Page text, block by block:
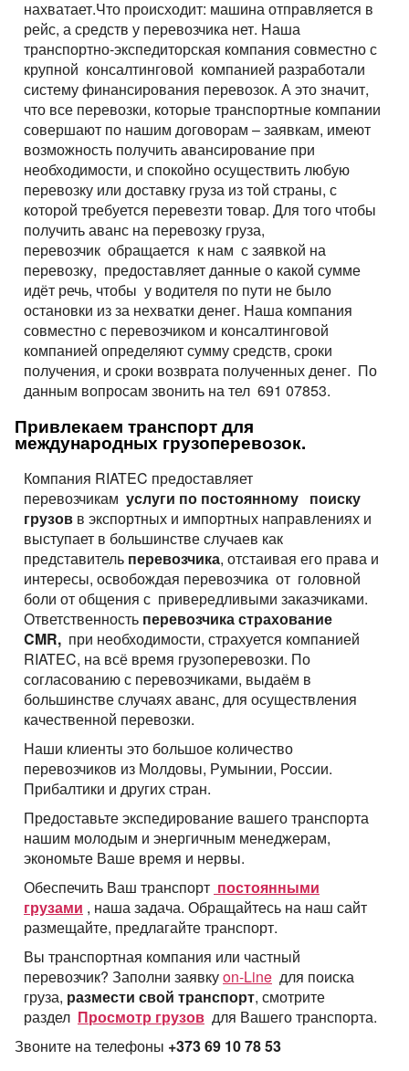
нахватает.Что происходит: машина отправляется в
рейс, а средств у перевозчика нет. Наша
транспортно-экспедиторская компания совместно с
крупной консалтинговой компанией разработали
систему финансирования перевозок. А это значит,
что все перевозки, которые транспортные компании
совершают по нашим договорам – заявкам, имеют
возможность получить авансирование при
необходимости, и спокойно осуществить любую
перевозку или доставку груза из той страны, с
которой требуется перевезти товар. Для того чтобы
получить аванс на перевозку груза,
перевозчик обращается к нам с заявкой на
перевозку, предоставляет данные о какой сумме
идёт речь, чтобы у водителя по пути не было
остановки из за нехватки денег. Наша компания
совместно с перевозчиком и консалтинговой
компанией определяют сумму средств, сроки
получения, и сроки возврата полученных денег. По
данным вопросам звонить на тел 691 07853.
Привлекаем транспорт для
международных грузоперевозок.
Компания RIATEC предоставляет
перевозчикам услуги по постоянному поиску
грузов в экспортных и импортных направлениях и
выступает в большинстве случаев как
представитель перевозчика, отстаивая его права и
интересы, освобождая перевозчика от головной
боли от общения с привередливыми заказчиками.
Ответственность перевозчика страхование
CMR, при необходимости, страхуется компанией
RIATEC, на всё время грузоперевозки. По
согласованию с перевозчиками, выдаём в
большинстве случаях аванс, для осуществления
качественной перевозки.
Наши клиенты это большое количество
перевозчиков из Молдовы, Румынии, России.
Прибалтики и других стран.
Предоставьте экспедирование вашего транспорта
нашим молодым и энергичным менеджерам,
экономьте Ваше время и нервы.
Обеспечить Ваш транспорт постоянными
грузами , наша задача. Обращайтесь на наш сайт
размещайте, предлагайте транспорт.
Вы транспортная компания или частный
перевозчик? Заполни заявкуon-Line для поиска
груза, размести свой транспорт, смотрите
раздел Просмотр грузов для Вашего транспорта.
Звоните на телефоны +373 69 10 78 53